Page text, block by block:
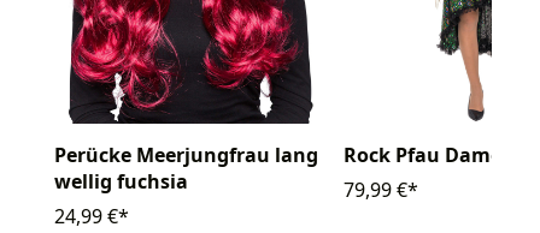
Perücke Meerjungfrau lang
wellig fuchsia
24,99 €*
Rock Pfau Damen
79,99 €*